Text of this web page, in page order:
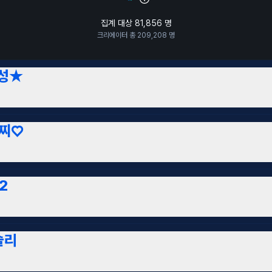
집계 대상 81,856 명
크리에이터 총 209,208 명
★
♡